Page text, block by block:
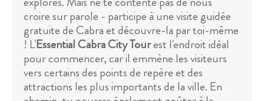
croire sur parole - participe à une visite guidée
gratuite de Cabra et découvre-la par toi-même
! L'Essential Cabra City Tourest l'endroit idéal
pour commencer, car il emmène les visiteurs
vers certains des points de repère et des
attractions les plus importants de la ville. En